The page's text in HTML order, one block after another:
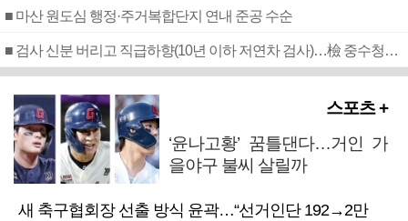
■ 마산 원도심 행정·주거복합단지 연내 준공 수순
■ 검사 신분 버리고 직급하향(10년 이하 저연차 검사)…檢 중수청행 기피
스포츠 +
‘윤나고황’ 꿈틀댄다…거인 가
을야구 불씨 살릴까
새 축구협회장 선출 방식 윤곽…“선거인단 192→2만